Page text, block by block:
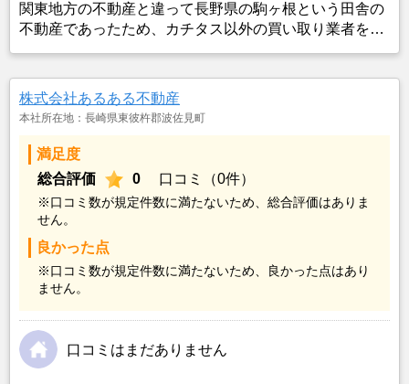
関東地方の不動産と違って長野県の駒ヶ根という田舎の
不動産であったため、カチタス以外の買い取り業者をみ
も空き家の状態で不動産を残しておけないと考えて売却
を決めた。
株式会社あるある不動産
本社所在地：長崎県東彼杵郡波佐見町
満足度
総合評価
0 口コミ（0件）
※口コミ数が規定件数に満たないため、総合評価はありま
せん。
良かった点
※口コミ数が規定件数に満たないため、良かった点はあり
ません。
口コミはまだありません